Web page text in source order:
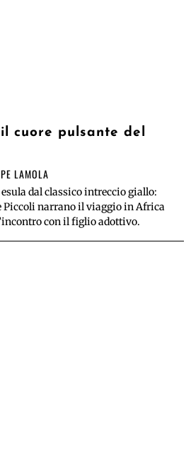
il cuore pulsante del
LAMOLA
dal classico intreccio giallo:
Piccoli narrano il viaggio in Africa
con il figlio adottivo.